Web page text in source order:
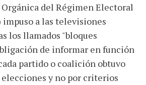
Orgánica del Régimen Electoral
impuso a las televisiones
los llamados "bloques
de informar en función
partido o coalición obtuvo
y no por criterios